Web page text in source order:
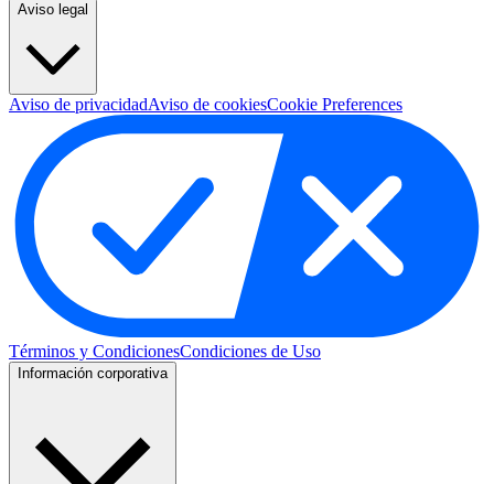
Aviso legal
Aviso de privacidadAviso de cookiesCookie Preferences
Términos y CondicionesCondiciones de Uso
Información corporativa